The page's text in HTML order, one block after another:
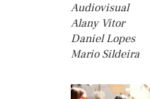
Audiovisual
Alany Vitor
Daniel Lopes
Mario Sildeira